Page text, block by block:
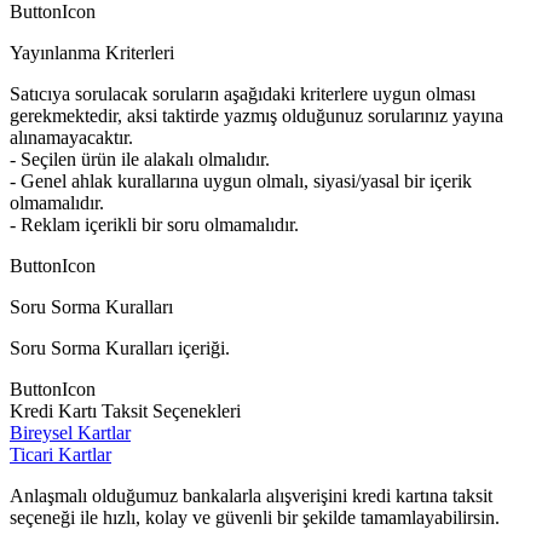
ButtonIcon
Yayınlanma Kriterleri
Satıcıya sorulacak soruların aşağıdaki kriterlere uygun olması
gerekmektedir, aksi taktirde yazmış olduğunuz sorularınız yayına
alınamayacaktır.
- Seçilen ürün ile alakalı olmalıdır.
- Genel ahlak kurallarına uygun olmalı, siyasi/yasal bir içerik
olmamalıdır.
- Reklam içerikli bir soru olmamalıdır.
ButtonIcon
Soru Sorma Kuralları
Soru Sorma Kuralları içeriği.
ButtonIcon
Kredi Kartı Taksit Seçenekleri
Bireysel Kartlar
Ticari Kartlar
Anlaşmalı olduğumuz bankalarla alışverişini kredi kartına taksit
seçeneği ile hızlı, kolay ve güvenli bir şekilde tamamlayabilirsin.